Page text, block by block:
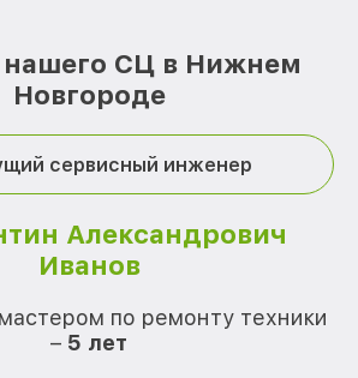
нашего СЦ в Нижнем
Новгороде
сервисный инженер
Александрович
Иванов
по ремонту техники
– 5 лет